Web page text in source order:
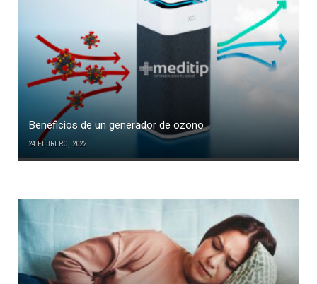
Beneficios de un generador de ozono
24 FEBRERO, 2022